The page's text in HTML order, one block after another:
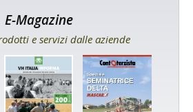
E-Magazine
e servizi dalle aziende